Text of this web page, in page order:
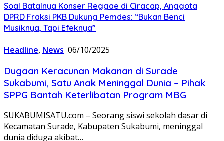
Soal Batalnya Konser Reggae di Ciracap, Anggota
DPRD Fraksi PKB Dukung Pemdes: “Bukan Benci
Musiknya, Tapi Efeknya”
Headline, News 06/10/2025
Dugaan Keracunan Makanan di Surade
Sukabumi, Satu Anak Meninggal Dunia – Pihak
SPPG Bantah Keterlibatan Program MBG
SUKABUMISATU.com – Seorang siswi sekolah dasar di
Kecamatan Surade, Kabupaten Sukabumi, meninggal
dunia diduga akibat…